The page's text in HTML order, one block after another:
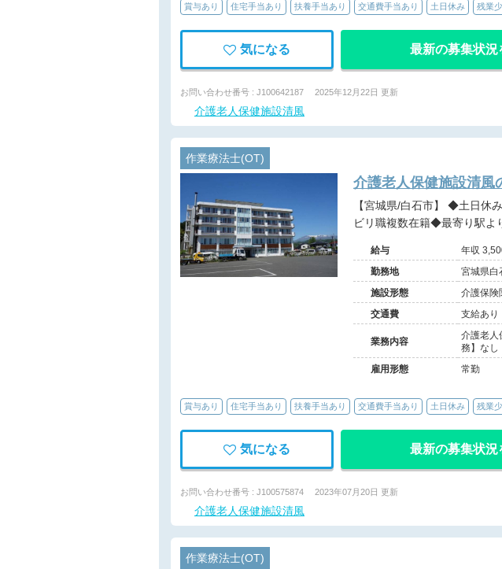
賞与あり 住宅手当あり 扶養手当あり 交通費手当あり 土日休み 残業
気になる 最新の募集状況
お問い合わせ番号 : J100642187 2025年12月22日 更新
介護老人保健施設清風
作業療法士(OT)
介護老人保健施設清風
【宮城県/白石市】 ◆土日休み◆年間休日111日◆未経験歓迎◆残業少なめ◆ワークライフバランス◆リハ
ビリ職複数在籍◆最寄り駅
給与
勤務地
宮城県白
施設形態
介護保険
交通費
支給あり
業務内容
介護老人
務】なし
雇用形態
常勤
賞与あり 住宅手当あり 扶養手当あり 交通費手当あり 土日休み 残業
気になる 最新の募集状況
お問い合わせ番号 : J100575874 2023年07月20日 更新
介護老人保健施設清風
作業療法士(OT)